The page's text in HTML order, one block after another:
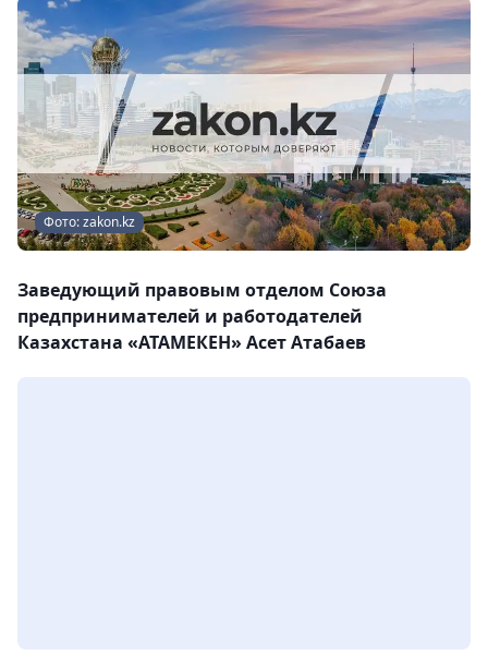
Фото: zakon.kz
Заведующий правовым отделом Союза
предпринимателей и работодателей
Казахстана «АТАМЕКЕН» Асет Атабаев